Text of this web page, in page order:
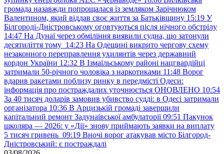
громада назавжди попрощалася із земляком Зарічнюком
Валентином, який віддав своє життя за Батьківщину 15:19 У
Білгороді-Дністровському оговтуються після нічного обстрілу
14:47 На Дунаї через обміління виявили судна, що затонули
десятиліття тому 14:23 На Одещині викрито чергову схему
незаконного переправлення ухилянтів через державний
кордон України 12:32 В Ізмаїльському районі нацгвардійці
затримали 50-річного чоловіка з наркотиками 11:48 Ворог
вдарив ракетами поблизу ринку в передмісті Одеси:
інформація про постраждалих уточнюється ОНОВЛЕНО 10:54
За 40 тисяч доларів замовив убивство судді: в Одесі затримали
організатора 10:36 В Арцизькій громаді завершили
капітальний ремонт Задунаївської амбулаторії 09:51 Пакунок
школяра — 2026: у «Дії» знову приймають заявки на виплату
5 тисяч гривень 09:19 Вночі ворог атакував місто Білгород-
Дністровський: є постраждалі